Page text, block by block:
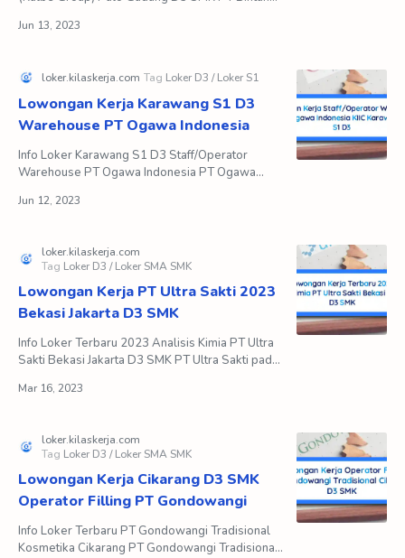
dari PT Kalbe…
Lowongan Kerja Karawang S1 D3
Warehouse PT Ogawa Indonesia
Info Loker Karawang S1 D3 Staff/Operator
Warehouse PT Ogawa Indonesia PT Ogawa
bergerak di bidang produksi flavo…
Lowongan Kerja PT Ultra Sakti 2023
Bekasi Jakarta D3 SMK
Info Loker Terbaru 2023 Analisis Kimia PT Ultra
Sakti Bekasi Jakarta D3 SMK PT Ultra Sakti pada
memprodu…
Lowongan Kerja Cikarang D3 SMK
Operator Filling PT Gondowangi
Info Loker Terbaru PT Gondowangi Tradisional
Kosmetika Cikarang PT Gondowangi Tradisional